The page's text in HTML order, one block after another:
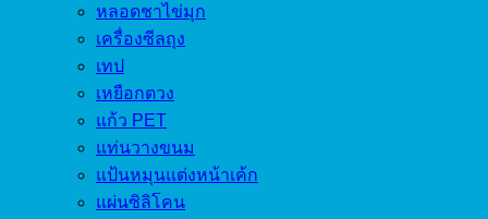
หลอดชาไข่มุก
เครื่องซีลถุง
เทป
เหยือกตวง
แก้ว PET
แท่นวางขนม
แป้นหมุนแต่งหน้าเค้ก
แผ่นซิลิโคน